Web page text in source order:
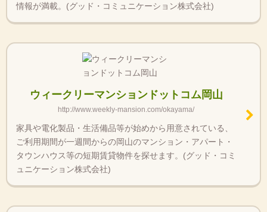
情報が満載。(グッド・コミュニケーション株式会社)
ウィークリーマンションドットコム岡山
http://www.weekly-mansion.com/okayama/
家具や電化製品・生活備品等が始めから用意されている、
ご利用期間が一週間からの岡山のマンション・アパート・
タウンハウス等の短期賃貸物件を探せます。(グッド・コミ
ュニケーション株式会社)